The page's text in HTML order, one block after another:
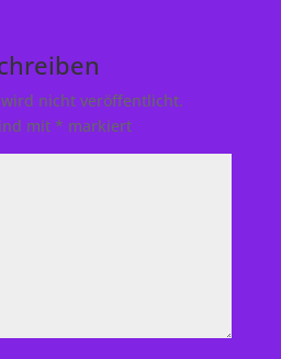
nicht veröffentlicht.
mit * markiert